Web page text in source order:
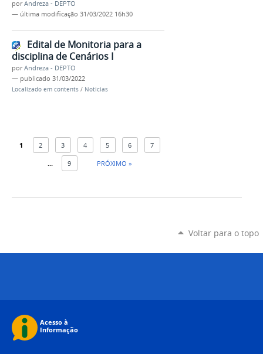
porAndreza - DEPTO
— última modificação 31/03/2022 16h30
Edital de Monitoria para a
disciplina de Cenários I
porAndreza - DEPTO
— publicado 31/03/2022
Localizado em contents / Noticias
1 2 3 4 5 6 7
... 9 PRÓXIMO »
Voltar para o topo